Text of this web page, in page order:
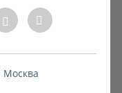
Москва